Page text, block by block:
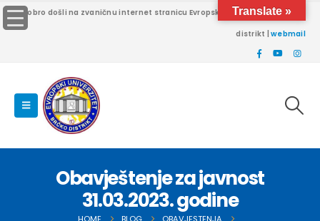
Dobro došli na zvaničnu internet stranicu Evropskog univerziteta Brčko
distrikt |webmail
Obavještenje za javnost
31.03.2023. godine
Translate »